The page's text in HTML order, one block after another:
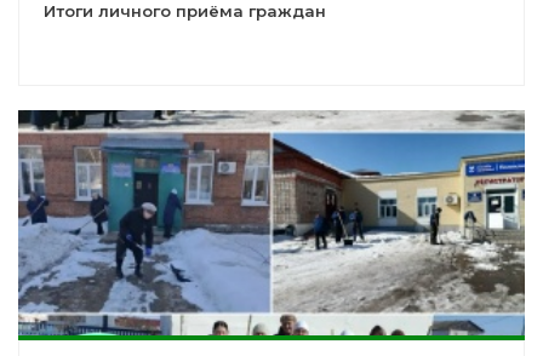
Итоги личного приёма граждан